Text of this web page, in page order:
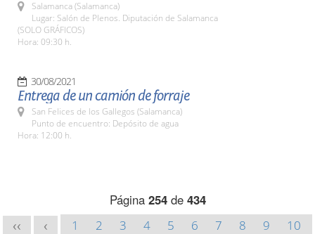
Salamanca (Salamanca)
Lugar: Salón de Plenos. Diputación de Salamanca
(SOLO GRÁFICOS)
Hora: 09:30 h.
30/08/2021
Entrega de un camión de forraje
San Felices de los Gallegos (Salamanca)
Punto de encuentro: Depósito de agua
Hora: 12:00 h.
Página 254de 434
<< < 1 2 3 4 5 6 7 8 9
10